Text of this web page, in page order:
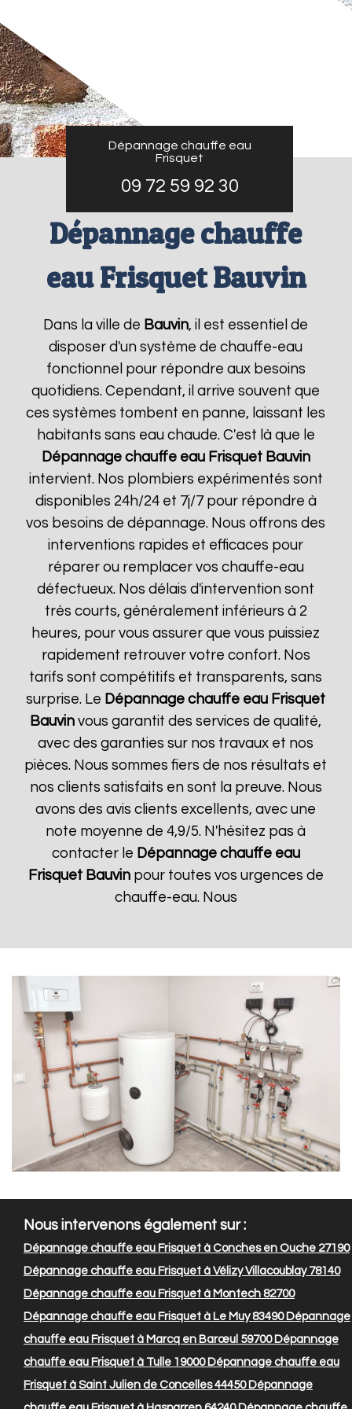
Dépannage chauffe eau
Frisquet
09 72 59 92 30
Dépannage chauffe
eau Frisquet Bauvin
Dans la ville de Bauvin, il est essentiel de
disposer d'un système de chauffe-eau
fonctionnel pour répondre aux besoins
quotidiens. Cependant, il arrive souvent que
ces systèmes tombent en panne, laissant les
habitants sans eau chaude. C'est là que le
Dépannage chauffe eau Frisquet Bauvin
intervient. Nos plombiers expérimentés sont
disponibles 24h/24 et 7j/7 pour répondre à
vos besoins de dépannage. Nous offrons des
interventions rapides et efficaces pour
réparer ou remplacer vos chauffe-eau
défectueux. Nos délais d'intervention sont
très courts, généralement inférieurs à 2
heures, pour vous assurer que vous puissiez
rapidement retrouver votre confort. Nos
tarifs sont compétitifs et transparents, sans
surprise. Le Dépannage chauffe eau Frisquet
Bauvin vous garantit des services de qualité,
avec des garanties sur nos travaux et nos
pièces. Nous sommes fiers de nos résultats et
nos clients satisfaits en sont la preuve. Nous
avons des avis clients excellents, avec une
note moyenne de 4,9/5. N'hésitez pas à
contacter le Dépannage chauffe eau
Frisquet Bauvinpour toutes vos urgences de
chauffe-eau. Nous
Nous intervenons également sur :
Dépannage chauffe eau Frisquet à Conches en Ouche 27190
Dépannage chauffe eau Frisquet à Vélizy Villacoublay 78140
Dépannage chauffe eau Frisquet à Montech 82700
Dépannage chauffe eau Frisquet à Le Muy 83490Dépannage
chauffe eau Frisquet à Marcq en Barœul 59700Dépannage
chauffe eau Frisquet à Tulle 19000Dépannage chauffe eau
Frisquet à Saint Julien de Concelles 44450Dépannage